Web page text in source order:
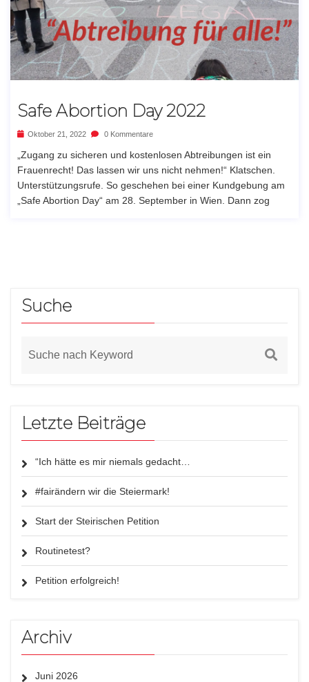
Safe Abortion Day 2022
Oktober 21, 2022 0 Kommentare
„Zugang zu sicheren und kostenlosen Abtreibungen ist ein
Frauenrecht! Das lassen wir uns nicht nehmen!“ Klatschen.
Unterstützungsrufe. So geschehen bei einer Kundgebung am
„Safe Abortion Day“ am 28. September in Wien. Dann zog
Suche
Letzte Beiträge
“Ich hätte es mir niemals gedacht…
#fairändern wir die Steiermark!
Start der Steirischen Petition
Routinetest?
Petition erfolgreich!
Archiv
Juni 2026